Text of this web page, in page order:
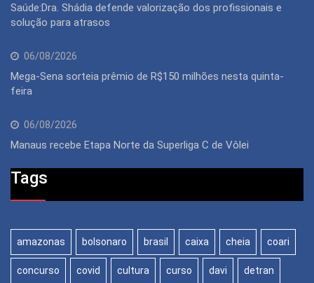
Saúde:Dra. Shádia defende valorização dos profissionais e
solução para atrasos
06/08/2026
Mega-Sena sorteia prêmio de R$150 milhões nesta quinta-
feira
06/08/2026
Manaus recebe Etapa Norte da Superliga C de Vôlei
Tags
amazonas bolsonaro brasil caixa cheia coari
concurso covid cultura curso davi detran